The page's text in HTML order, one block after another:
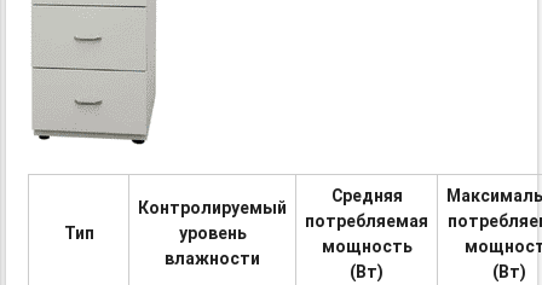
Тип
Контролируемый
уровень
влажности
Средняя
потребляемая
мощность
(Вт)
(Вт)